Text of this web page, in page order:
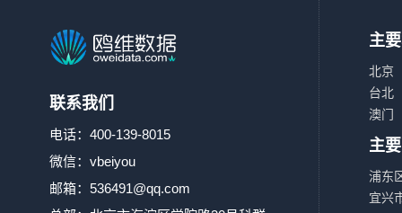
联系我们
电话：400-139-8015
微信：vbeiyou
邮箱： 536491@qq.com
主
北京
台北
澳门
主
浦东
宜兴